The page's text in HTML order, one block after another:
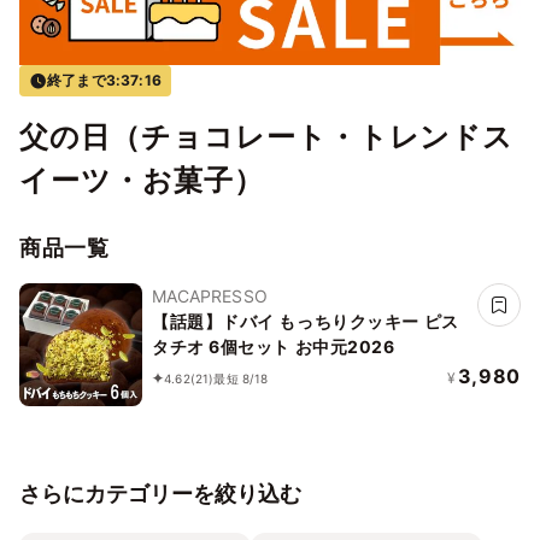
終了まで3:37:16
父の日（チョコレート・トレンドス
イーツ・お菓子）
商品一覧
MACAPRESSO
【話題】ドバイ もっちりクッキー ピス
タチオ 6個セット お中元2026
4.62(21)最短 8/18 ¥ 3,980
さらにカテゴリーを絞り込む